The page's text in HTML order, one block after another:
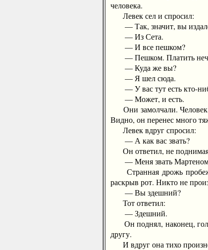
человека.
Левек сел и спросил:
— Так, значит, вы
— Из Сета.
— И все пешком?
— Пешком. Платить
— Куда же вы?
— Я шел сюда.
— У вас тут есть кто-
— Может, и есть.
Они замолчали. Человек,
Видно, он перенес много
Левек вдруг спросил:
— А как вас звать?
Он ответил, не
— Меня звать
Странная дрожь
раскрыв рот. Никто не
— Вы здешний?
Тот ответил:
— Здешний.
Он поднял, наконец,
другу.
И вдруг она тихо